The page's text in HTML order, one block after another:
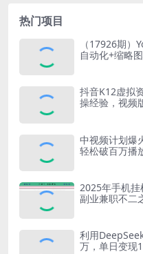
热门项目
（17926期
自动化+缩略
抖音K12虚拟
操经验，视频
中视频计划爆
轻松破百万播
2025年手机挂
副业兼职不二
利用
万，单日变现